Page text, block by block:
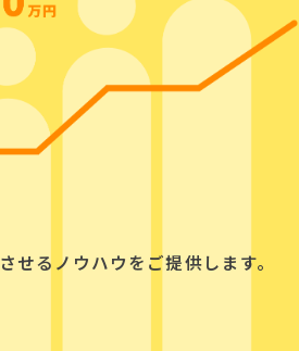
させるノウハウをご提供します。